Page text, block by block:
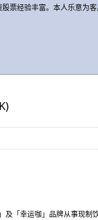
票经验丰富。本人乐意为
「幸运咖」品牌从事现制饮